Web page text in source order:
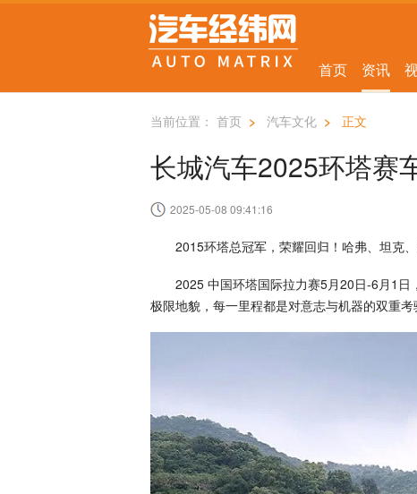
首页 资讯
当前位置： 首页 > 汽车文化 > 正文
长城汽车2025环塔赛
2025-05-08 09:41:16
2015环塔总冠军，荣耀回归！哈弗、坦克、
2025 中国环塔国际拉力赛5月20日-6月1日
极限地貌，每一里程都是对意志与机器的双重